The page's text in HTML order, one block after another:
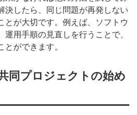
決したら、同じ問題が再発しない
とが大切です。例えば、ソフトウ
運用手順の見直しを行うことで、
とができます。
同プロジェクトの始め